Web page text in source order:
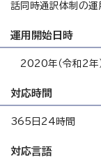
話同時通訳体制の運
運用開始日時
2020年（令和2年
対応時間
365日24時間
対応言語